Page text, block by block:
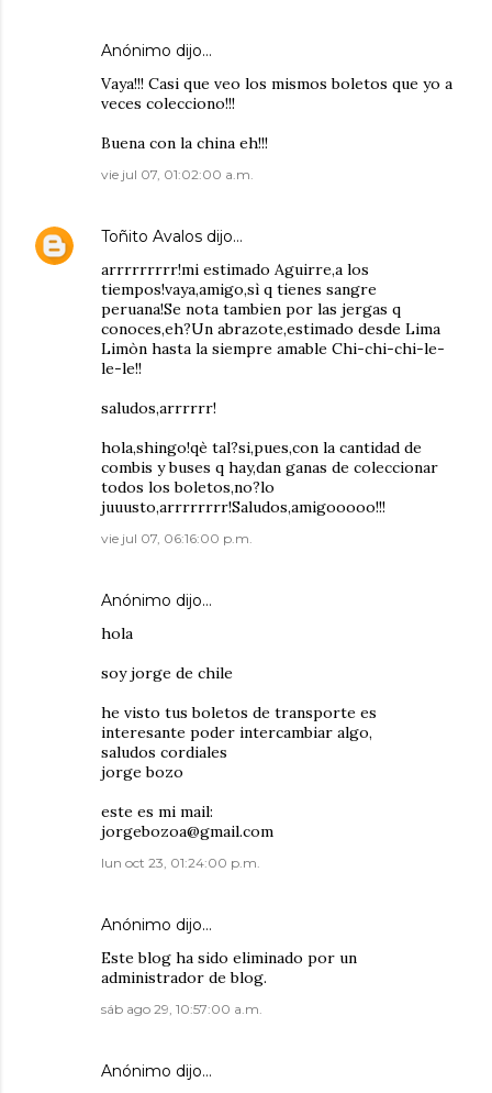
Anónimo dijo…
Vaya!!! Casi que veo los mismos boletos que yo a
veces colecciono!!!
Buena con la china eh!!!
vie jul 07, 01:02:00 a.m.
Toñito Avalos dijo…
arrrrrrrrr!mi estimado Aguirre,a los
tiempos!vaya,amigo,sì q tienes sangre
peruana!Se nota tambien por las jergas q
conoces,eh?Un abrazote,estimado desde Lima
Limòn hasta la siempre amable Chi-chi-chi-le-
le-le!!
saludos,arrrrrr!
hola,shingo!qè tal?si,pues,con la cantidad de
combis y buses q hay,dan ganas de coleccionar
todos los boletos,no?lo
juuusto,arrrrrrrr!Saludos,amigooooo!!!
vie jul 07, 06:16:00 p.m.
Anónimo dijo…
hola
soy jorge de chile
he visto tus boletos de transporte es
interesante poder intercambiar algo,
saludos cordiales
jorge bozo
este es mi mail:
jorgebozoa@gmail.com
lun oct 23, 01:24:00 p.m.
Anónimo dijo…
Este blog ha sido eliminado por un
administrador de blog.
sáb ago 29, 10:57:00 a.m.
Anónimo dijo…